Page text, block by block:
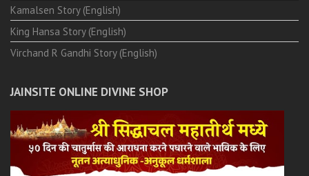
Kamalsen Story (English)
King Hansa Story (English)
Virchand R Gandhi Story (English)
JAINSITE ONLINE DIVINE SHOP